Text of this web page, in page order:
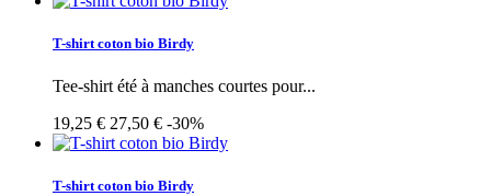
T-shirt coton bio Birdy
Tee-shirt été à manches courtes pour...
19,25 € 27,50 € -30%
T-shirt coton bio Birdy